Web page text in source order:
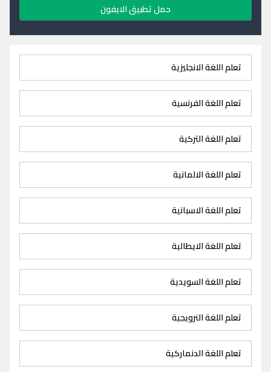
حمل تطبيق الايفون
تعلم اللغة الانجليزية
تعلم اللغة الفرنسية
تعلم اللغة التركية
تعلم اللغة الالمانية
تعلم اللغة الاسبانية
تعلم اللغة الايطالية
تعلم اللغة السويدية
تعلم اللغة النرويجية
تعلم اللغة الدنماركية